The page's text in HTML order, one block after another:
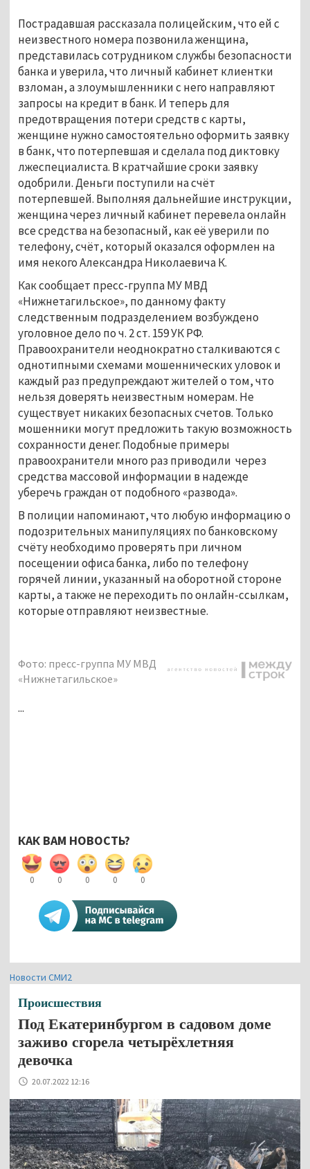
Пострадавшая рассказала полицейским, что ей с
неизвестного номера позвонила женщина,
представилась сотрудником службы безопасности
банка и уверила, что личный кабинет клиентки
взломан, а злоумышленники с него направляют
запросы на кредит в банк. И теперь для
предотвращения потери средств с карты,
женщине нужно самостоятельно оформить заявку
в банк, что потерпевшая и сделала под диктовку
лжеспециалиста. В кратчайшие сроки заявку
одобрили. Деньги поступили на счёт
потерпевшей. Выполняя дальнейшие инструкции,
женщина через личный кабинет перевела онлайн
все средства на безопасный, как её уверили по
телефону, счёт, который оказался оформлен на
имя некого Александра Николаевича К.
Как сообщает пресс-группа МУ МВД
«Нижнетагильское», по данному факту
следственным подразделением возбуждено
уголовное дело по ч. 2 ст. 159 УК РФ.
Правоохранители неоднократно сталкиваются с
однотипными схемами мошеннических уловок и
каждый раз предупреждают жителей о том, что
нельзя доверять неизвестным номерам. Не
существует никаких безопасных счетов. Только
мошенники могут предложить такую возможность
сохранности денег. Подобные примеры
правоохранители много раз приводили через
средства массовой информации в надежде
уберечь граждан от подобного «развода».
В полиции напоминают, что любую информацию о
подозрительных манипуляциях по банковскому
счёту необходимо проверять при личном
посещении офиса банка, либо по телефону
горячей линии, указанный на оборотной стороне
карты, а также не переходить по онлайн-ссылкам,
которые отправляют неизвестные.
Фото: пресс-группа МУ МВД
«Нижнетагильское»
...
КАК ВАМ НОВОСТЬ?
0 0 0 0 0
Новости СМИ2
Происшествия
Под Екатеринбургом в садовом доме
заживо сгорела четырёхлетняя
девочка
20.07.2022 12:16